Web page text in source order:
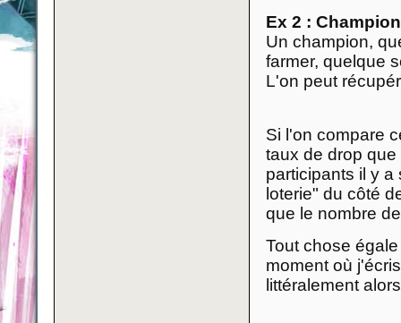
Ex 2 :
Un champion,
farmer, quelque
L'on peut
Si l'on compare
taux de drop
participants il y
loterie" du côté
que le nombre
Tout chose
moment où
littéralement